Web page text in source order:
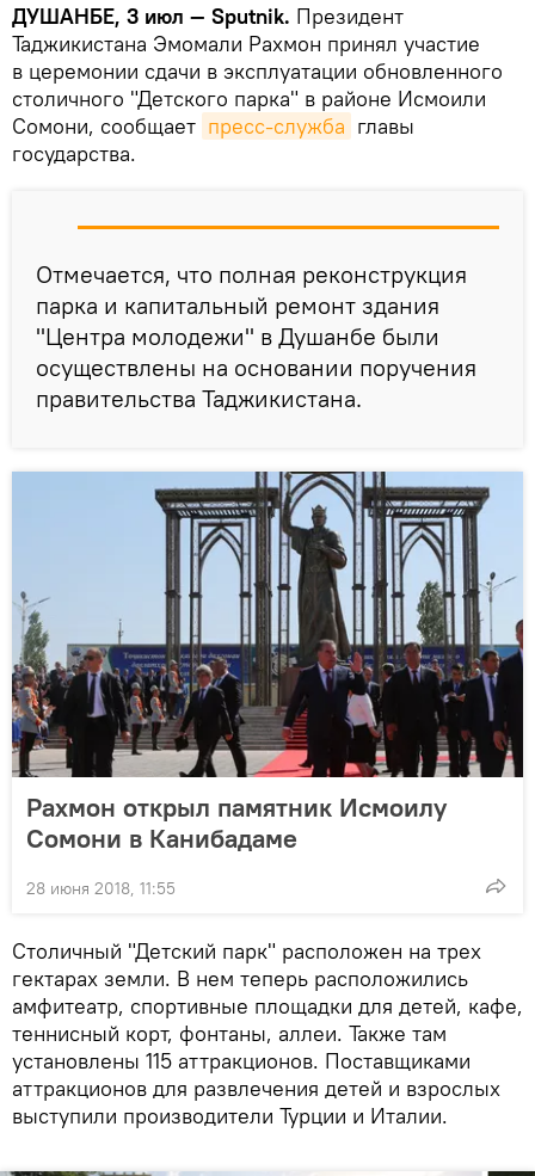
ДУШАНБЕ, 3 июл — Sputnik. Президент
Таджикистана Эмомали Рахмон принял участие
в церемонии сдачи в эксплуатации обновленного
столичного "Детского парка" в районе Исмоили
Сомони, сообщает пресс-служба главы
государства.
Отмечается, что полная реконструкция
парка и капитальный ремонт здания
"Центра молодежи" в Душанбе были
осуществлены на основании поручения
правительства Таджикистана.
Рахмон открыл памятник Исмоилу
Сомони в Канибадаме
28 июня 2018, 11:55
Столичный "Детский парк" расположен на трех
гектарах земли. В нем теперь расположились
амфитеатр, спортивные площадки для детей, кафе,
теннисный корт, фонтаны, аллеи. Также там
установлены 115 аттракционов. Поставщиками
аттракционов для развлечения детей и взрослых
выступили производители Турции и Италии.